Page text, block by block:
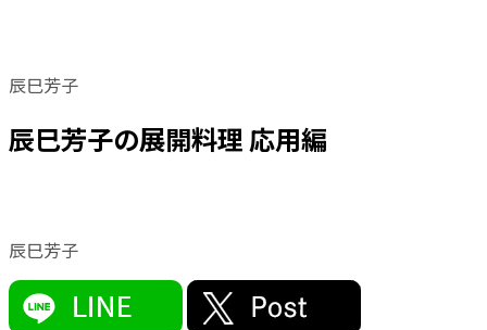
辰巳芳子
辰巳芳子の展開料理 応用編
辰巳芳子